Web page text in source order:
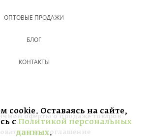
ОПТОВЫЕ ПРОДАЖИ
БЛОГ
КОНТАКТЫ
cookie. Оставаясь на сайте,
с Политикой персональных
данных.
оферты о продаже товаров
соглашение